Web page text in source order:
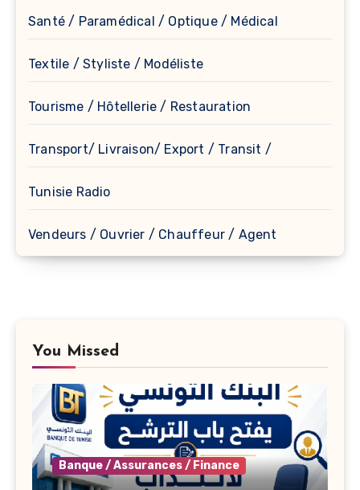
Santé / Paramédical / Optique / Médical
Textile / Styliste / Modéliste
Tourisme / Hôtellerie / Restauration
Transport/ Livraison/ Export / Transit /
Tunisie Radio
Vendeurs / Ouvrier / Chauffeur / Agent
You Missed
Banque / Assurances / Finance